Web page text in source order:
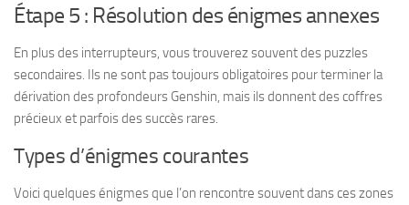
Étape 5 : Résolution des énigmes annexes
En plus des interrupteurs, vous trouverez souvent des puzzles
secondaires. Ils ne sont pas toujours obligatoires pour terminer la
dérivation des profondeurs Genshin, mais ils donnent des coffres
précieux et parfois des succès rares.
Types d’énigmes courantes
Voici quelques énigmes que l’on rencontre souvent dans ces zones